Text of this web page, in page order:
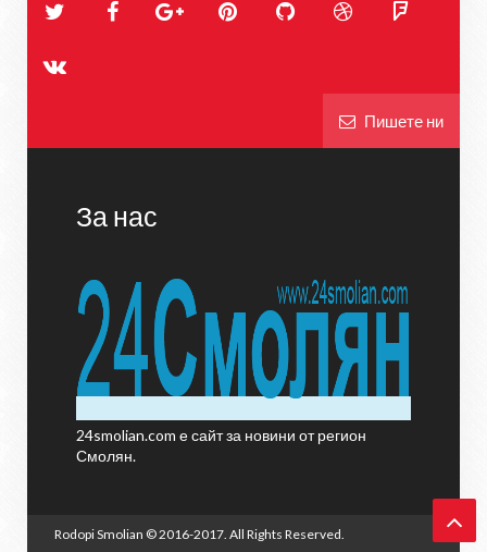
Пишете ни
За нас
24smolian.com е сайт за новини от регион
Смолян.
Rodopi Smolian © 2016-2017. All Rights Reserved.